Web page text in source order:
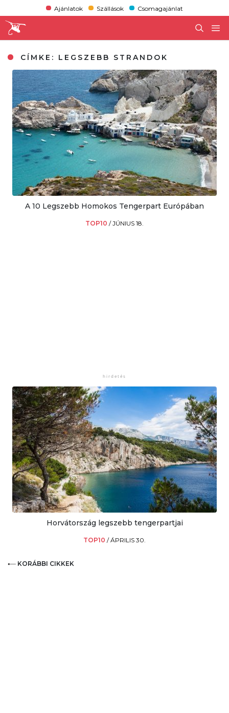
Ajánlatok Szállások Csomagajánlat
CÍMKE: LEGSZEBB STRANDOK
A 10 Legszebb Homokos Tengerpart Európában
TOP10 /JÚNIUS 18.
Horvátország legszebb tengerpartjai
TOP10 /ÁPRILIS 30.
KORÁBBI CIKKEK